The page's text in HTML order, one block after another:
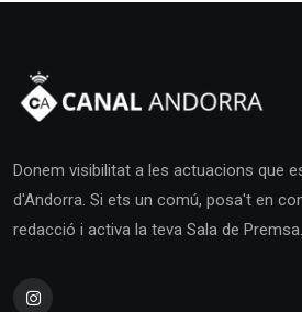
Donem visibilitat a les actuacions que
d'Andorra. Si ets un comú, posa't en
redacció i activa la teva Sala de Premsa.